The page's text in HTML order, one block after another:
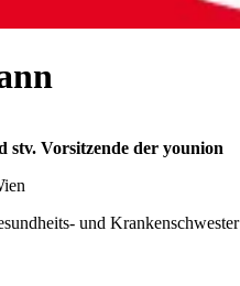
stv. Vorsitzende der younion
und Krankenschwester